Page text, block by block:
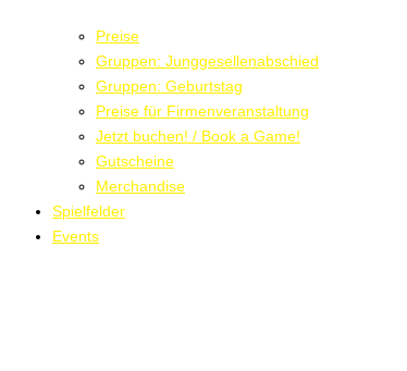
Preise
Gruppen: Junggesellenabschied
Gruppen: Geburtstag
Preise für Firmenveranstaltung
Jetzt buchen! / Book a Game!
Gutscheine
Merchandise
Spielfelder
Events